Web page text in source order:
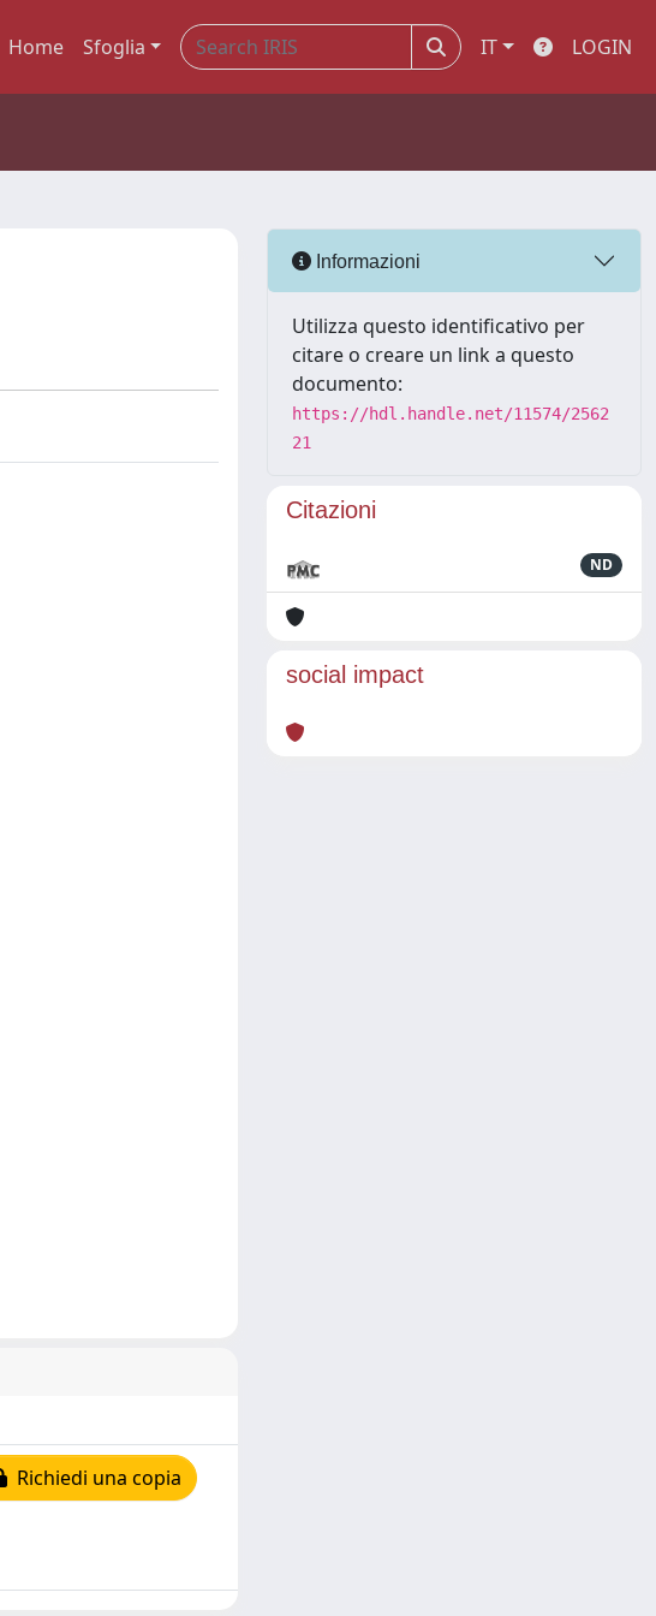
Home Sfoglia IT LOGIN
Richiedi una copia
Informazioni
Utilizza questo identificativo per
citare o creare un link a questo
documento:
https://hdl.handle.net/11574/2562
21
Citazioni
ND
social impact